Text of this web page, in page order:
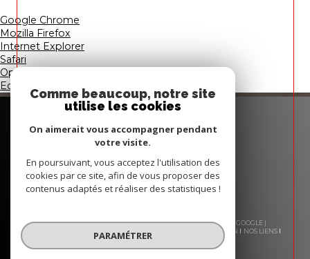
Google Chrome
Mozilla Firefox
Internet Explorer
Safari
Opera
Edge
© 2026 | TOUS DROITS RÉSERVÉS | TRADUCTION POWERED BY GOOGLE |
PLAN DU SITE ADMIN
NOS LIENS
POLITIQUE RGPD
Comme beaucoup, notre site
utilise les cookies
On aimerait vous accompagner pendant
votre visite.
En poursuivant, vous acceptez l'utilisation des
cookies par ce site, afin de vous proposer des
contenus adaptés et réaliser des statistiques !
PARAMÉTRER